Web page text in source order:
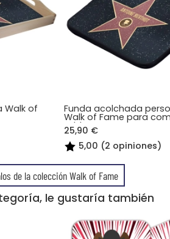
Walk of Funda acolchada
Walk of Fame para
tableta
25,90 €
5,00 (2 opiniones)
de la colección Walk of Fame
le gustaría también